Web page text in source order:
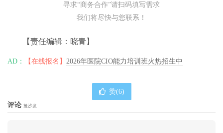
寻求“商务合作”请扫码填写需求
我们将尽快与您联系！
【责任编辑：晓青】
AD： 【在线报名】 2026年医院CIO能力培训班火热招生中
赞(6)
评论 抢沙发